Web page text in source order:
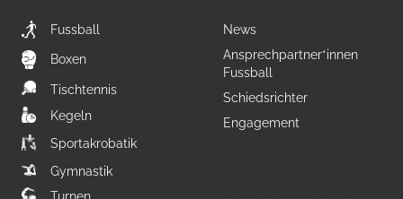
Fussball
Boxen
Tischtennis
Kegeln
Sportakrobatik
Gymnastik
Turnen
News
Ansprechpartner*innen
Fussball
Schiedsrichter
Engagement